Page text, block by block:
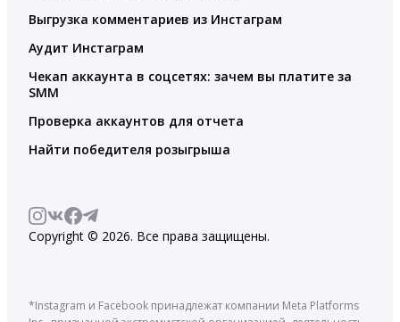
Выгрузка комментариев из Инстаграм
Аудит Инстаграм
Чекап аккаунта в соцсетях: зачем вы платите за
SMM
Проверка аккаунтов для отчета
Найти победителя розыгрыша
Copyright © 2026. Все права защищены.
*Instagram и Facebook принадлежат компании Meta Platforms